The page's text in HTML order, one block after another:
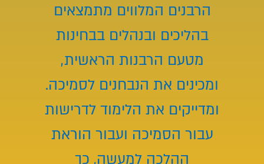
הרבנים המלווים מתמצאים
בהליכים ובנהלים בבחינות
מטעם הרבנות הראשית,
ומכינים את הנבחנים לסמיכה.
ומדייקים את הלימוד לדרישות
עבור הסמיכה ועבור הוראת
ההלכה למעשה, כך